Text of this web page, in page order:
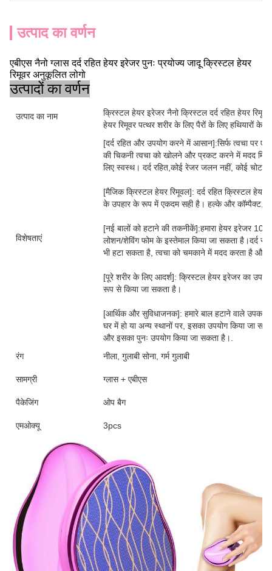
उत्पाद का वर्णन
एबीएस नैनो ग्लास दर्द रहित हेयर इरेजर पुनः प्रयोज्य जादू क्रिस्टल हेयर
रिमूवर अनुकूलित लोगो
उत्पादों का वर्णन
उत्पाद का नाम
क्रिस्टल हेयर इरेजर नैनो क्रिस्टल दर्द रहित हेयर
हेयर रिमूवर पत्थर शरीर के लिए पैरों के लिए हथियारों के
विशेषताएं
[दर्द रहित और उपयोग करने में आसान]:सिर्फ त्वचा पर
की चिकनी त्वचा को खोलने और प्रकट करने में मदद
लिए स्वस्थ। दर्द रहित,कोई रेजर जलन नहीं, कोई चोट
[मैजिक क्रिस्टल हेयर रिमूवल]: दर्द रहित क्रिस्टल हेयर
के उपहार के रूप में एकदम सही है। हल्के और कॉम्पैक्ट,
[नई बालों को हटाने की तकनीकें]:हमारा हेयर इरेजर
लोशन/शेविंग फोम के इस्तेमाल किया जा सकता है।दर्द
भी हटा सकता है, त्वचा को चमकाने में मदद करता है और
[पूरे शरीर के लिए आदर्श]: क्रिस्टल हेयर इरेजर का
रूप से किया जा सकता है।
[आर्थिक और सुविधाजनक]: हमारे बाल हटाने वाले
घर में हो या अन्य स्थानों पर, इसका उपयोग किया जा
और इसका पुनः उपयोग किया जा सकता है।.
रंग
नीला, गुलाबी सोना, गर्म गुलाबी
सामग्री ग्लास + एबीएस
पैकेजिंग ओप बैग
एमओक्यू 3pcs